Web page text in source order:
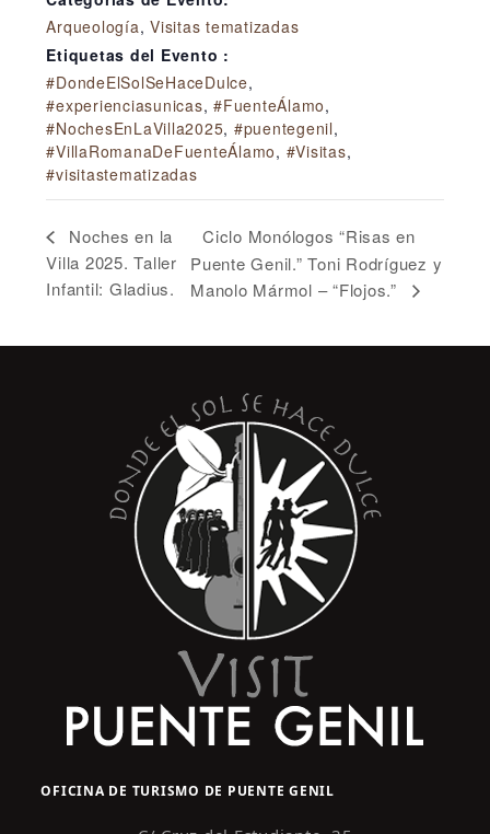
Arqueología,Visitas tematizadas
Etiquetas del Evento :
#DondeElSolSeHaceDulce,
#experienciasunicas,#FuenteÁlamo,
#NochesEnLaVilla2025, #puentegenil,
#VillaRomanaDeFuenteÁlamo, #Visitas,
#visitastematizadas
Noches en la
Villa 2025. Taller
Infantil: Gladius.
Ciclo Monólogos “Risas en
Puente Genil.” Toni Rodríguez y
Manolo Mármol – “Flojos.”
OFICINA DE TURISMO DE PUENTE GENIL